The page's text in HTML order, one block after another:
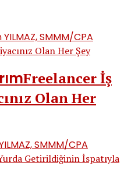
SMMM/CPA
Freelancer İş
Olan Her
SMMM/CPA